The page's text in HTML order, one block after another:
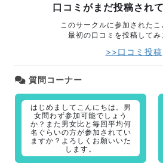
口コミがまだ投稿され
このサークルに参加されたこ
最初の口コミを投稿してみ
>>口コミ投稿
質問コーナー
はじめましてこんにちは。男
女問わず参加可能でしょう
か？また男女比と毎回平均何
名ぐらいの方が参加されてい
ますか？よろしくお願いいた
します。